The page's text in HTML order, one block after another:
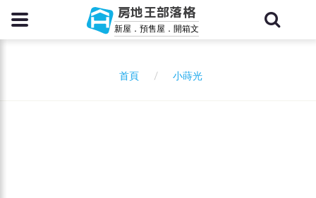
房地王部落格
新屋．預售屋．開箱文
首頁 小蒔光